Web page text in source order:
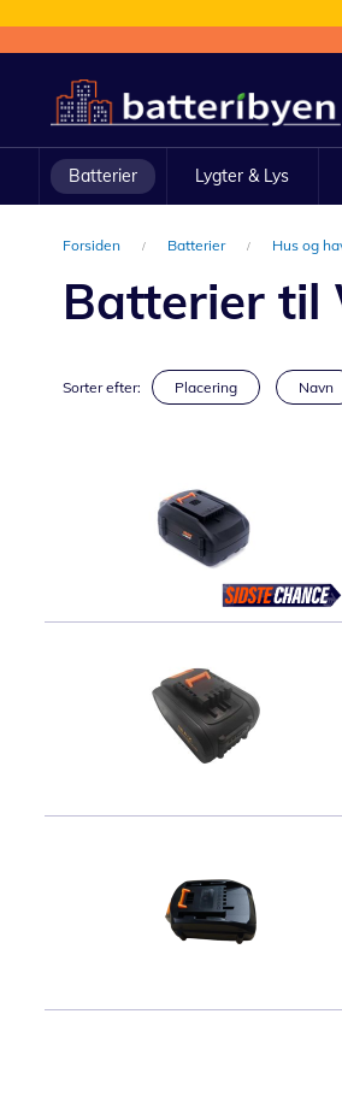
to
Content
Batterier Lygter & Lys
Forsiden Batterier Hus og
Batterier til
Sorter efter: Placering Navn